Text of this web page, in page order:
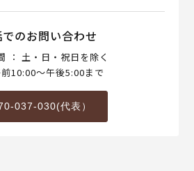
のお問い合わせ
： 土・日・祝日を除く
10:00～午後5:00まで
037-030(代表）